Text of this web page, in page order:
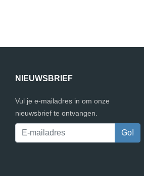
NIEUWSBRIEF
Vul je e-mailadres in om onze
nieuwsbrief te ontvangen.